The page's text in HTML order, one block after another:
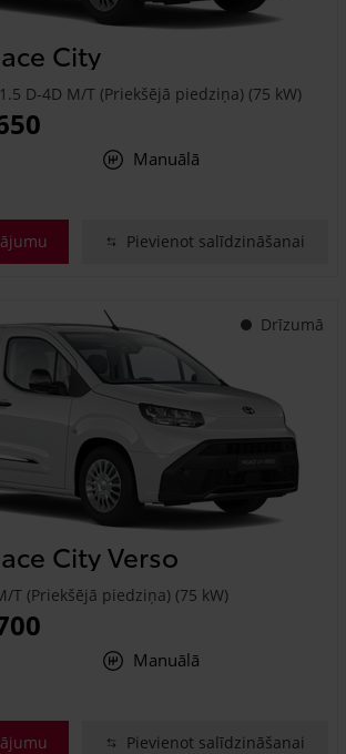
City
D-4D M/T (Priekšējā piedziņa) (75 kW)
Manuālā
Pievienot salīdzināšanai
Drīzumā
City Verso
T (Priekšējā piedziņa) (75 kW)
Manuālā
Pievienot salīdzināšanai